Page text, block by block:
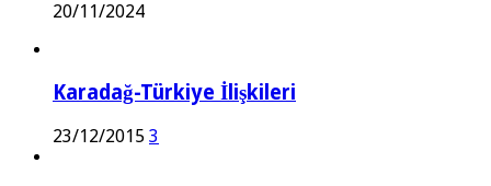
20/11/2024
Karadağ-Türkiye İlişkileri
23/12/2015 3